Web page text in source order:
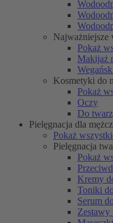
Najważniejsze
Pokaż
Makijaż
Kosmetyki do
Pokaż
Oczy
Do
Pielęgnacja dla
Pokaż
Pielęgnacja
Pokaż
Kremy
Toniki
Serum
Zestawy